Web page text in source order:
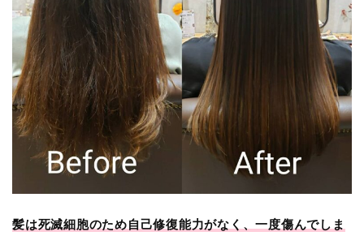
髪は死滅細胞のため自己修復能力がなく、一度傷んでしま